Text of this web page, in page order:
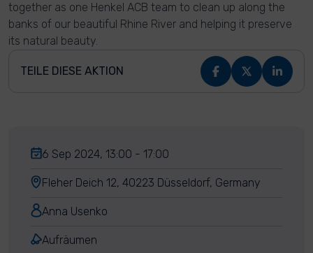
together as one Henkel ACB team to clean up along the
banks of our beautiful Rhine River and helping it preserve
its natural beauty.
TEILE DIESE AKTION
6 Sep 2024, 13:00 - 17:00
Fleher Deich 12, 40223 Düsseldorf, Germany
Anna Usenko
Aufräumen